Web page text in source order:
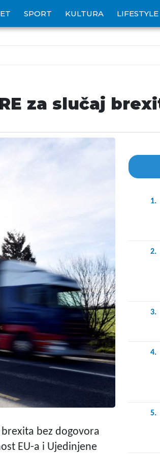
SPORT KULTURA LIFESTYLE
za slučaj
bez dogovora
EU-a i Ujedinjene
1.
2.
3.
4.
5.